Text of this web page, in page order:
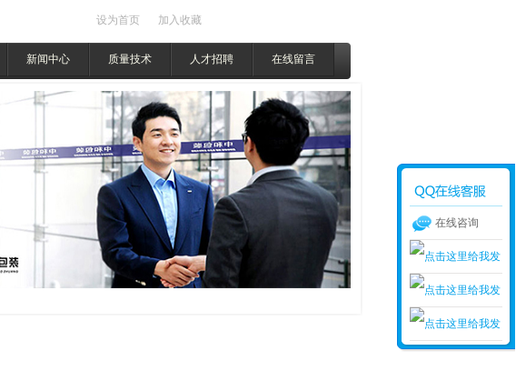
设为首页 加入收藏
新闻中心 质量技术 人才招聘 在线留言
在线咨询